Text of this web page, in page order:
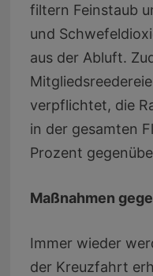
filtern Feinstaub
und
aus der Abluft.
verpflichtet, die
in der gesamten
Prozent
Maßnahmen
Immer wieder
der Kreuzfahrt